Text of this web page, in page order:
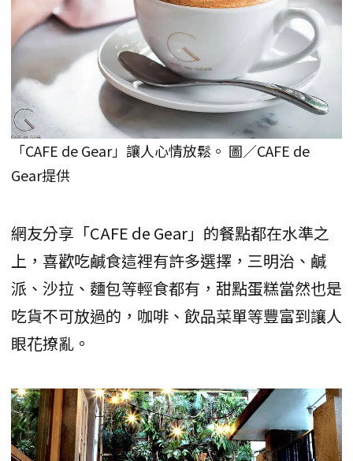
「CAFE de Gear」讓人心情放鬆。 圖／CAFE de
Gear提供
網友分享「CAFE de Gear」的餐點都在水準之
上，喜歡吃鹹食這裡有許多選擇，三明治、鹹
派、沙拉、麵包等輕食都有，甜點蛋糕當然也是
吃貨不可放過的，咖啡、飲品菜單等豐富到讓人
眼花撩亂。